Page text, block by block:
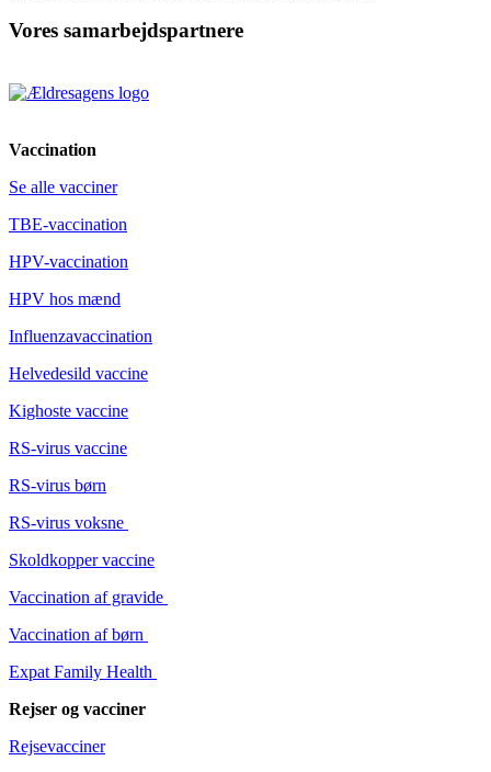
Vores samarbejdspartnere
Vaccination
Se alle vacciner
TBE-vaccination
HPV-vaccination
HPV hos mænd
Influenzavaccination
Helvedesild vaccine
Kighoste vaccine
RS-virus vaccine
RS-virus børn
RS-virus voksne
Skoldkopper vaccine
Vaccination af gravide
Vaccination af børn
Expat Family Health
Rejser og vacciner
Rejsevacciner